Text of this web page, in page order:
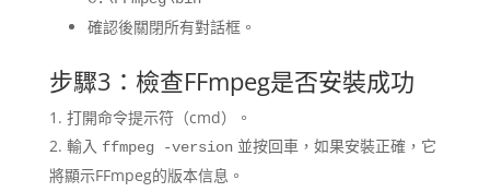
確認後關閉所有對話框。
步驟3：檢查FFmpeg是否安裝成功
打開命令提示符（cmd）。
輸入 ffmpeg -version並按回車，如果安裝正確，它
將顯示FFmpeg的版本信息。